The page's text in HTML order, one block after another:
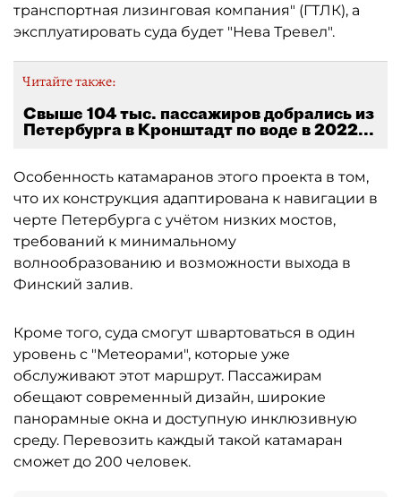
транспортная лизинговая компания" (ГТЛК), а
эксплуатировать суда будет "Нева Тревел".
Читайте также:
Свыше 104 тыс. пассажиров добрались из
Петербурга в Кронштадт по воде в 2022...
Особенность катамаранов этого проекта в том,
что их конструкция адаптирована к навигации в
черте Петербурга с учётом низких мостов,
требований к минимальному
волнообразованию и возможности выхода в
Финский залив.
Кроме того, суда смогут швартоваться в один
уровень с "Метеорами", которые уже
обслуживают этот маршрут. Пассажирам
обещают современный дизайн, широкие
панорамные окна и доступную инклюзивную
среду. Перевозить каждый такой катамаран
сможет до 200 человек.